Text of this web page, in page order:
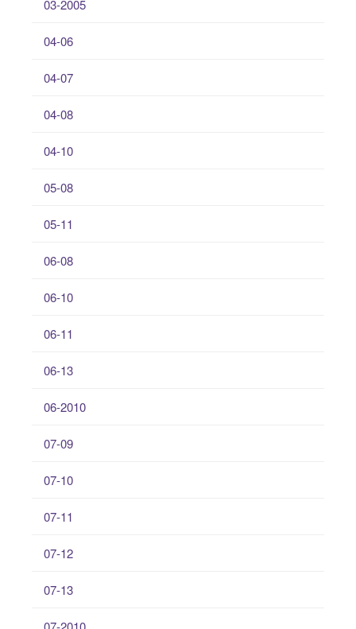
03-2005
04-06
04-07
04-08
04-10
05-08
05-11
06-08
06-10
06-11
06-13
06-2010
07-09
07-10
07-11
07-12
07-13